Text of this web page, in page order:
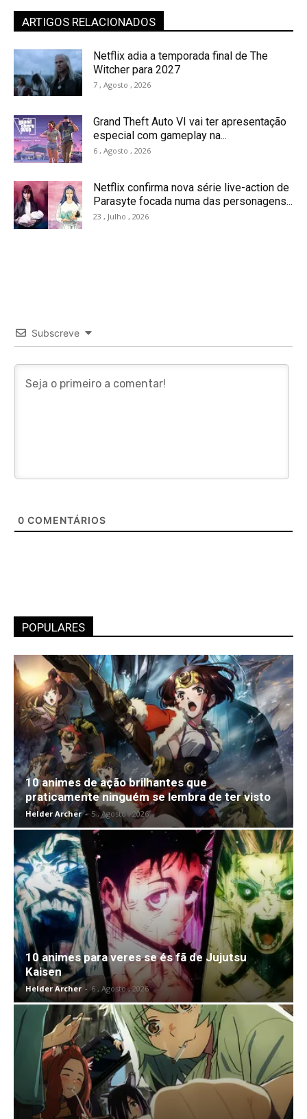
ARTIGOS RELACIONADOS
Netflix adia a temporada final de The
Witcher para 2027
7 , Agosto , 2026
Grand Theft Auto VI vai ter apresentação
especial com gameplay na...
6 , Agosto , 2026
Netflix confirma nova série live-action de
Parasyte focada numa das personagens...
23 , Julho , 2026
Subscreve
0 COMENTÁRIOS
POPULARES
10 animes de ação brilhantes que
praticamente ninguém se lembra de ter visto
Helder Archer - 5 , Agosto , 2026
10 animes para veres se és fã de Jujutsu
Kaisen
Helder Archer - 6 , Agosto , 2026